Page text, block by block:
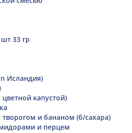
33 гр
Исландия)
капустой)
творогом и бананом (б/сахара)
и перцем